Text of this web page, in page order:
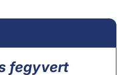
fegyvert